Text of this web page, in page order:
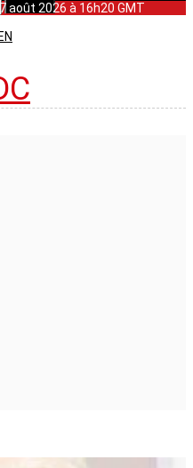
août 2026 à 16h20 GMT
EN